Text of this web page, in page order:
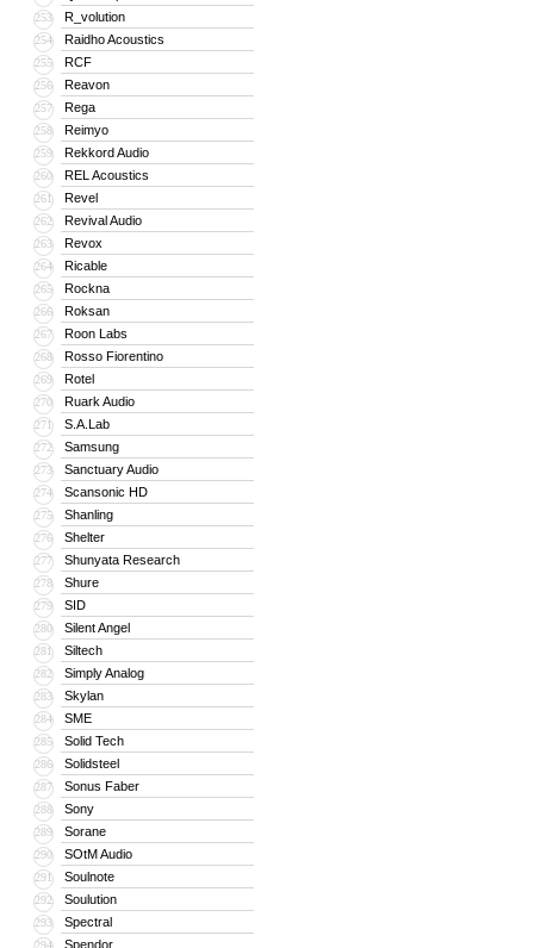
253 R_volution
254 Raidho Acoustics
255 RCF
256 Reavon
257 Rega
258 Reimyo
259 Rekkord Audio
260 REL Acoustics
261 Revel
262 Revival Audio
263 Revox
264 Ricable
265 Rockna
266 Roksan
267 Roon Labs
268 Rosso Fiorentino
269 Rotel
270 Ruark Audio
271 S.A.Lab
272 Samsung
273 Sanctuary Audio
274 Scansonic HD
275 Shanling
276 Shelter
277 Shunyata Research
278 Shure
279 SID
280 Silent Angel
281 Siltech
282 Simply Analog
283 Skylan
284 SME
285 Solid Tech
286 Solidsteel
287 Sonus Faber
288 Sony
289 Sorane
290 SOtM Audio
291 Soulnote
292 Soulution
293 Spectral
294 Spendor